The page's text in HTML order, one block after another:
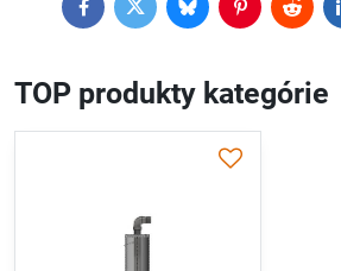
FacebookTwitterBlueskyPinterestReddit
TOP produkty kategórie